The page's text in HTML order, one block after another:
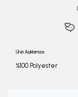
Ürün Açıklaması
%100 Polyester